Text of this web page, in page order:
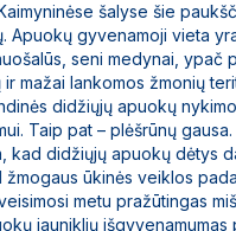
šalyse šie
Apuokų gyvenamoji vieta
seni medynai,
mažai lankomos žmonių
didžiųjų apuokų
Taip pat – plėšrūnų
kad didžiųjų apuokų dėtys
ūkinės veiklos
metu pražūtingas
jauniklių